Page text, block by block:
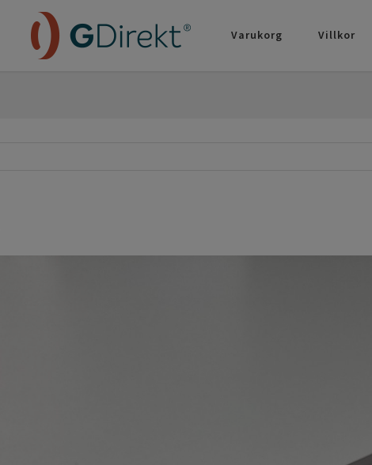
Varukorg Villkor